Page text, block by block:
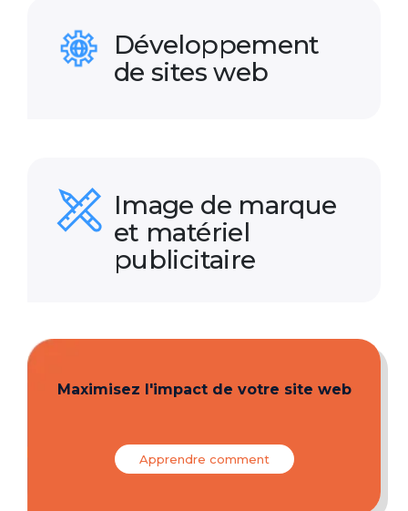
Développement
de sites web
Image de marque
et matériel
publicitaire
Maximisez l'impact de votre site web
Apprendre comment